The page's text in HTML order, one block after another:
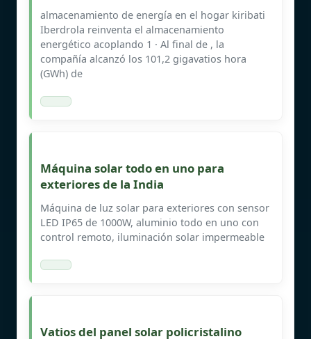
almacenamiento de energía en el hogar kiribati
Iberdrola reinventa el almacenamiento
energético acoplando 1 · Al final de , la
compañía alcanzó los 101,2 gigavatios hora
(GWh) de
Máquina solar todo en uno para
exteriores de la India
Máquina de luz solar para exteriores con sensor
LED IP65 de 1000W, aluminio todo en uno con
control remoto, iluminación solar impermeable
Vatios del panel solar policristalino